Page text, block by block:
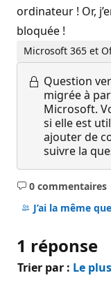
ordinateur ! Or,
bloquée !
Microsoft 365 et
Question
migrée à
Microsoft.
si elle est
ajouter de
suivre la
0 commentaires
Aucun
J’ai la même
1 réponse
Trier par : Le